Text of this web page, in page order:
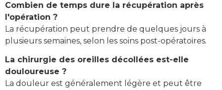
Combien de temps dure la récupération après
l'opération ?
La récupération peut prendre de quelques jours à
plusieurs semaines, selon les soins post-opératoires.
La chirurgie des oreilles décollées est-elle
douloureuse ?
La douleur est généralement légère et peut être